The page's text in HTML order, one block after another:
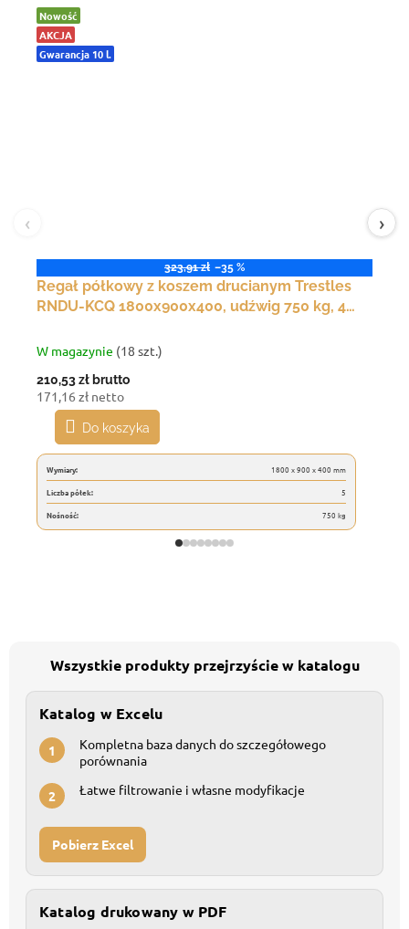
Nowość
AKCJA
Gwarancja 10 l.
323,91 zł –35 %
Regał półkowy z koszem drucianym Trestles
RNDU-KCQ 1800x900x400, udźwig 750 kg, 4
W magazynie (18 szt.)
210,53 zł brutto
171,16 zł netto
Do koszyka
Wymiary:
1800 x 900 x 400 mm
Liczba półek:
5
Nośność:
750 kg
‹ ›
Wszystkie produkty przejrzyście w katalogu
Katalog w Excelu
1
Kompletna baza danych do szczegółowego
porównania
2 Łatwe filtrowanie i własne modyfikacje
Pobierz Excel
Katalog drukowany w PDF